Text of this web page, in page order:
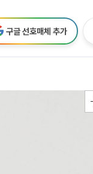
구글 선호매체 추가